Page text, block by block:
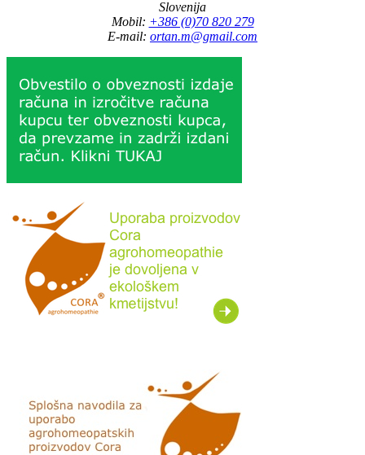
Slovenija
Mobil: +386 (0)70 820 279
E-mail: ortan.m@gmail.com